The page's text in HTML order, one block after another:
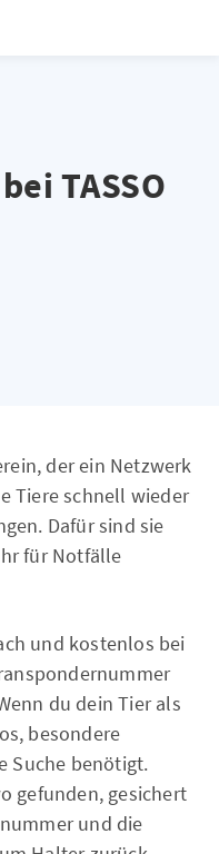
TASSO
der ein Netzwerk
Tiere schnell wieder
Dafür sind sie
für Notfälle
und kostenlos bei
du dein Tier als
besondere
Suche benötigt.
gefunden, gesichert
und die